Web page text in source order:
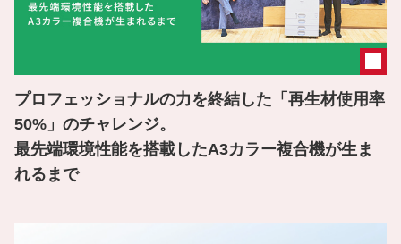
プロフェッショナルの力を終結した「再生材使用率
50%」のチャレンジ。
最先端環境性能を搭載したA3カラー複合機が生ま
れるまで